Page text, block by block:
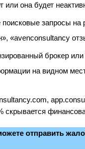
или она будет
поисковые запросы на
«avenconsultancy
брокер
на видном
скрывается
отправить